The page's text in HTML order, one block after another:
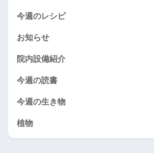
今週のレシピ
お知らせ
院内設備紹介
今週の読書
今週の生き物
植物